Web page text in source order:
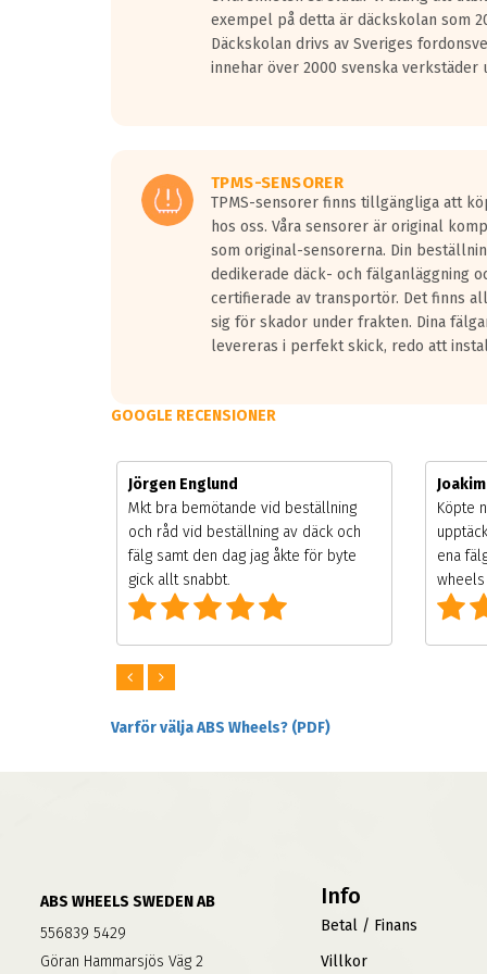
Vid körning i över 50km/h brukar
På däckmärkningen kommer det finnas en
medans de vita vågorna påvisar om det är ett tyst
Ett däck med tre svarta vågor uppnår de
exempel på detta är däckskolan som
Däckskolan drivs av Sveriges
innehar över 2000 svenska verkstäder
TPMS-SENSORER
TPMS-sensorer finns tillgängliga att
hos oss. Våra sensorer är original
som original-sensorerna. Din
dedikerade däck- och fälganläggning
certifierade av transportör. Det finns
sig för skador under frakten. Dina
levereras i perfekt skick, redo att
GOOGLE RECENSIONER
Jörgen Englund
Mkt bra bemötande vid beställning
och råd vid beställning av däck och
fälg samt den dag jag åkte för byte
gick allt snabbt.
Köpte
ena
Varför välja ABS Wheels? (PDF)
ABS WHEELS SWEDEN AB
556839 5429
Göran Hammarsjös Väg 2
Info
Betal / Finans
Villkor